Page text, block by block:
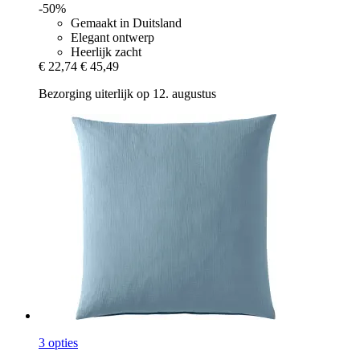
-50%
Gemaakt in Duitsland
Elegant ontwerp
Heerlijk zacht
€ 22,74 € 45,49
Bezorging uiterlijk op 12. augustus
3 opties